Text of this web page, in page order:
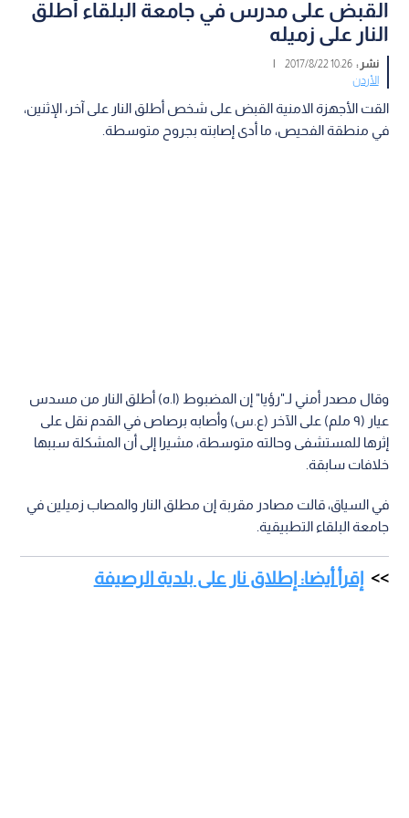
القبض على مدرس في جامعة البلقاء أطلق
النار على زميله
نشر :10:26 2017/8/22
|
الأردن
القت الأجهزة الامنية القبض على شخص أطلق النار على آخر، الإثنين،
في منطقة الفحيص، ما أدى إصابته بجروح متوسطة.
وقال مصدر أمني لـ"رؤيا" إن المضبوط (ا.ه) أطلق النار من مسدس
عيار (٩ ملم) على الآخر (ع.س) وأصابه برصاص في القدم نقل على
إثرها للمستشفى وحالته متوسطة، مشيرا إلى أن المشكلة سببها
خلافات سابقة.
في السياق، قالت مصادر مقربة إن مطلق النار والمصاب زميلين في
جامعة البلقاء التطبيقية.
إقرأ أيضا: إطلاق نار على بلدية الرصيفة